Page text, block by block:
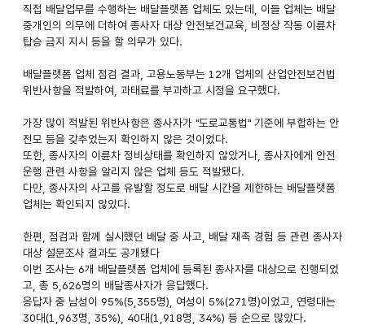
직접 배달업무를 수행하는 배달플랫폼 업체도 있는데, 이들 업체는 배달
중개인의 의무에 더하여 종사자 대상 안전보건교육, 비정상 작동 이륜차
탑승 금지 지시 등을 할 의무가 있다.
배달플랫폼 업체 점검 결과, 고용노동부는 12개 업체의 산업안전보건법
위반사항을 적발하여, 과태료를 부과하고 시정을 요구했다.
가장 많이 적발된 위반사항은 종사자가 "도로교통법" 기준에 부합하는 안
전모 등을 갖추었는지 확인하지 않은 것이었다.
또한, 종사자의 이륜차 정비상태를 확인하지 않았거나, 종사자에게 안전
운행 관련 사항을 알리지 않은 업체 등도 적발됐다.
다만, 종사자의 사고를 유발할 정도로 배달 시간을 제한하는 배달플랫폼
업체는 확인되지 않았다.
한편, 점검과 함께 실시했던 배달 중 사고, 배달 재촉 경험 등 관련 종사자
대상 설문조사 결과도 공개됐다
이번 조사는 6개 배달플랫폼 업체에 등록된 종사자를 대상으로 진행되었
고, 총 5,626명의 배달종사자가 응답했다.
응답자 중 남성이 95%(5,355명), 여성이 5%(271명)이었고, 연령대는
30대(1,963명, 35%), 40대(1,918명, 34%) 등 순으로 많았다.